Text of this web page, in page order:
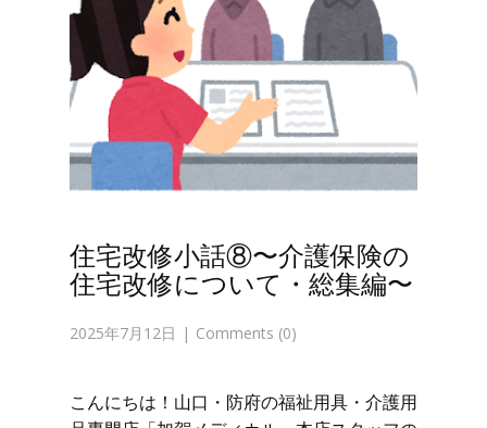
住宅改修小話⑧〜介護保険の
住宅改修について・総集編〜
2025年7月12日 Comments (0)
こんにちは！山口・防府の福祉用具・介護用